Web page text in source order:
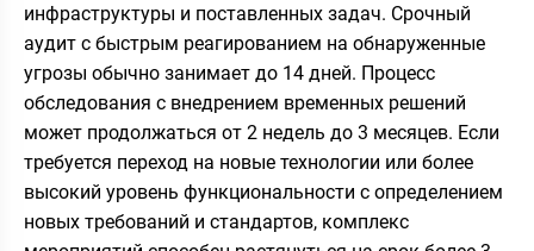
инфраструктуры и поставленных задач. Срочный
аудит с быстрым реагированием на обнаруженные
угрозы обычно занимает до 14 дней. Процесс
обследования с внедрением временных решений
может продолжаться от 2 недель до 3 месяцев. Если
требуется переход на новые технологии или более
высокий уровень функциональности с определением
новых требований и стандартов, комплекс